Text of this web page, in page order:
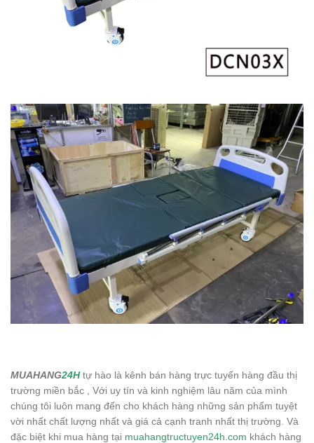
MUAHANG24Htự hào là kênh bán hàng trực tuyến hàng đầu thị
trường miền bắc , Với uy tín và kinh nghiệm lâu năm của mình
chúng tôi luôn mang đến cho khách hàng những sản phẩm tuyệt
vời nhất chất lượng nhất và giá cả cạnh tranh nhất thị trường. Và
đặc biệt khi mua hàng tại muahangtructuyen24h.com khách hàng